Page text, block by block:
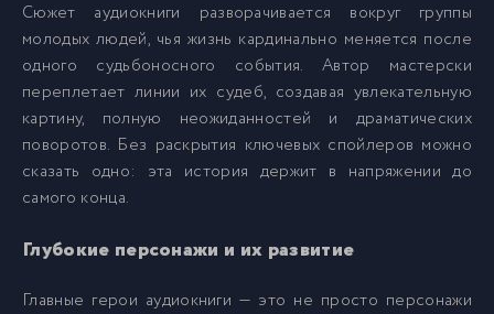
12 12
13
Сюжет аудиокниги разворачивается вокруг группы
молодых людей, чья жизнь кардинально меняется после
одного судьбоносного события. Автор мастерски
переплетает линии их судеб, создавая увлекательную
картину, полную неожиданностей и драматических
поворотов. Без раскрытия ключевых спойлеров можно
сказать одно: эта история держит в напряжении до
самого конца.
Глубокие персонажи и их развитие
Главные герои аудиокниги — это не просто персонажи